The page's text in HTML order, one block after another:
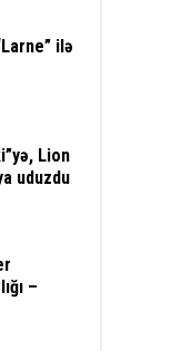
ilə
Lion
uduzdu
–